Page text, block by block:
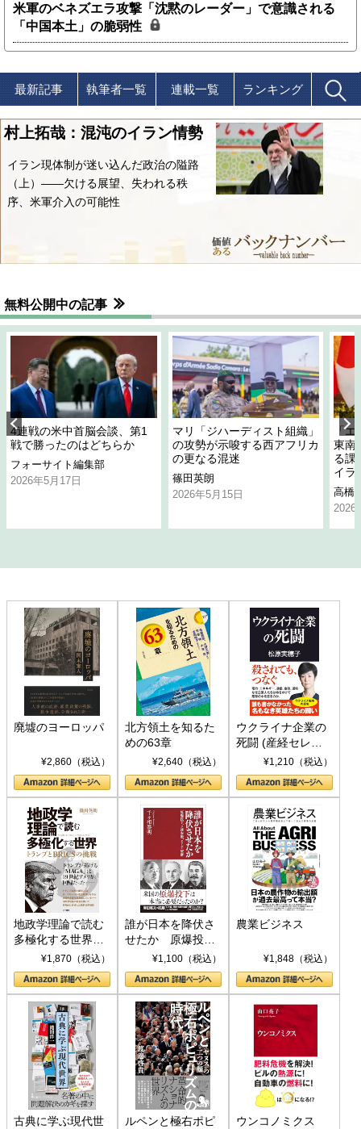
米軍のベネズエラ攻撃「沈黙のレーダー」で意識される
「中国本土」の脆弱性
最新記事 執筆者一覧 連載一覧 ランキング
村上拓哉：混沌のイラン情勢
イラン現体制が迷い込んだ政治の隘路
（上）――欠ける展望、失われる秩
序、米軍介入の可能性
無料公開中の記事
4連戦の米中首脳会談、第1
戦で勝ったのはどちらか
フォーサイト編集部
2026年5月17日
マリ「ジハーディスト組織」
の攻勢が示唆する西アフリカ
の更なる混迷
篠田英朗
2026年5月15日
「
東南
る課
イラ
高橋
2026
廃墟のヨーロッパ
¥2,860（税込）
北方領土を知るた
めの63章
¥2,640（税込）
ウクライナ企業の
死闘 (産経セレク
ト S 039)¥1,210（税込）
地政学理論で読む
多極化する世界：
トランプとBRICS
の挑戦
¥1,870（税込）
誰が日本を降伏さ
せたか 原爆投
下、ソ連参戦、そ
して聖断 (PHP新
書)
¥1,100（税込）
農業ビジネス
¥1,848（税込）
古典に学ぶ現代世
ルペンと極右ポピ
ウンコノミクス